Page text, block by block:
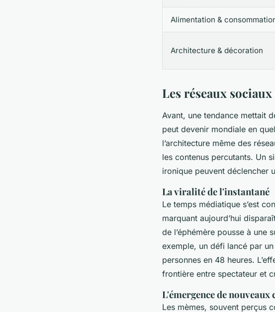
Alimentation &
Architecture & décoration
Les réseaux
Avant, une tendance mettait
peut devenir mondiale en
l’architecture même des
les contenus percutants. Un
ironique peuvent déclencher
La viralité de l'instantané
Le temps médiatique s’est
marquant aujourd’hui
de l’éphémère pousse à une
exemple, un défi lancé par
personnes en 48 heures.
frontière entre spectateur et
L'émergence de nouveaux
Les mèmes, souvent perçus